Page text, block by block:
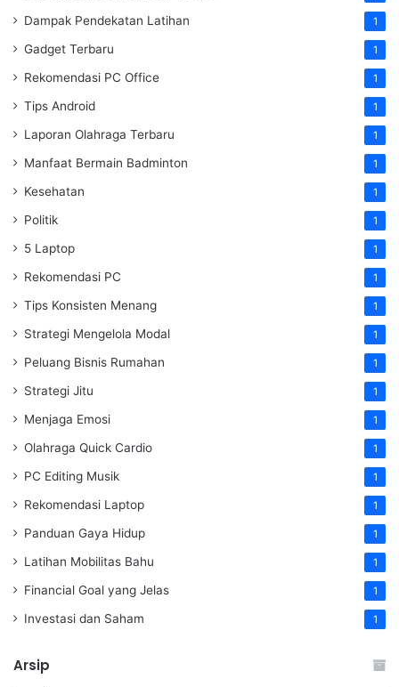
Dampak Pendekatan Latihan 1
Gadget Terbaru 1
Rekomendasi PC Office 1
Tips Android 1
Laporan Olahraga Terbaru 1
Manfaat Bermain Badminton 1
Kesehatan 1
Politik 1
5 Laptop 1
Rekomendasi PC 1
Tips Konsisten Menang 1
Strategi Mengelola Modal 1
Peluang Bisnis Rumahan 1
Strategi Jitu 1
Menjaga Emosi 1
Olahraga Quick Cardio 1
PC Editing Musik 1
Rekomendasi Laptop 1
Panduan Gaya Hidup 1
Latihan Mobilitas Bahu 1
Financial Goal yang Jelas 1
Investasi dan Saham 1
Arsip